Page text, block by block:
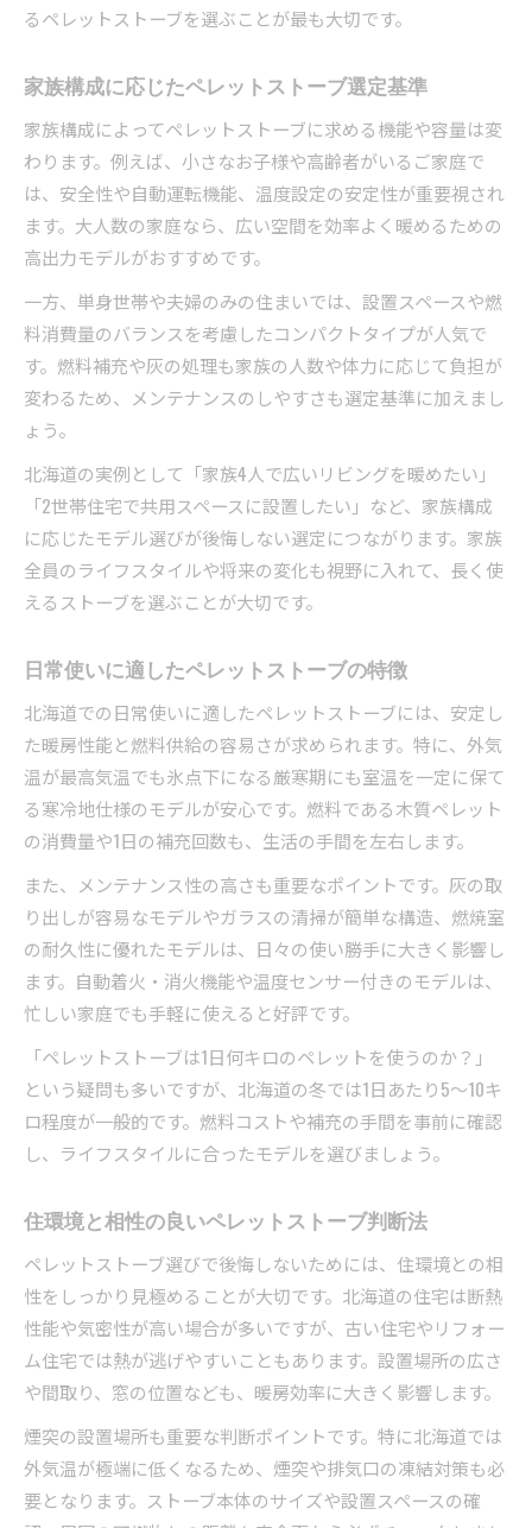
るペレットストーブを選ぶことが最も大切です。
家族構成に応じたペレットストーブ選定基準
家族構成によってペレットストーブに求める機能や容量は変
わります。例えば、小さなお子様や高齢者がいるご家庭で
は、安全性や自動運転機能、温度設定の安定性が重要視され
ます。大人数の家庭なら、広い空間を効率よく暖めるための
高出力モデルがおすすめです。
一方、単身世帯や夫婦のみの住まいでは、設置スペースや燃
料消費量のバランスを考慮したコンパクトタイプが人気で
す。燃料補充や灰の処理も家族の人数や体力に応じて負担が
変わるため、メンテナンスのしやすさも選定基準に加えまし
ょう。
北海道の実例として「家族4人で広いリビングを暖めたい」
「2世帯住宅で共用スペースに設置したい」など、家族構成
に応じたモデル選びが後悔しない選定につながります。家族
全員のライフスタイルや将来の変化も視野に入れて、長く使
えるストーブを選ぶことが大切です。
日常使いに適したペレットストーブの特徴
北海道での日常使いに適したペレットストーブには、安定し
た暖房性能と燃料供給の容易さが求められます。特に、外気
温が最高気温でも氷点下になる厳寒期にも室温を一定に保て
る寒冷地仕様のモデルが安心です。燃料である木質ペレット
の消費量や1日の補充回数も、生活の手間を左右します。
また、メンテナンス性の高さも重要なポイントです。灰の取
り出しが容易なモデルやガラスの清掃が簡単な構造、燃焼室
の耐久性に優れたモデルは、日々の使い勝手に大きく影響し
ます。自動着火・消火機能や温度センサー付きのモデルは、
忙しい家庭でも手軽に使えると好評です。
「ペレットストーブは1日何キロのペレットを使うのか？」
という疑問も多いですが、北海道の冬では1日あたり5～10キ
ロ程度が一般的です。燃料コストや補充の手間を事前に確認
し、ライフスタイルに合ったモデルを選びましょう。
住環境と相性の良いペレットストーブ判断法
ペレットストーブ選びで後悔しないためには、住環境との相
性をしっかり見極めることが大切です。北海道の住宅は断熱
性能や気密性が高い場合が多いですが、古い住宅やリフォー
ム住宅では熱が逃げやすいこともあります。設置場所の広さ
や間取り、窓の位置なども、暖房効率に大きく影響します。
煙突の設置場所も重要な判断ポイントです。特に北海道では
外気温が極端に低くなるため、煙突や排気口の凍結対策も必
要となります。ストーブ本体のサイズや設置スペースの確